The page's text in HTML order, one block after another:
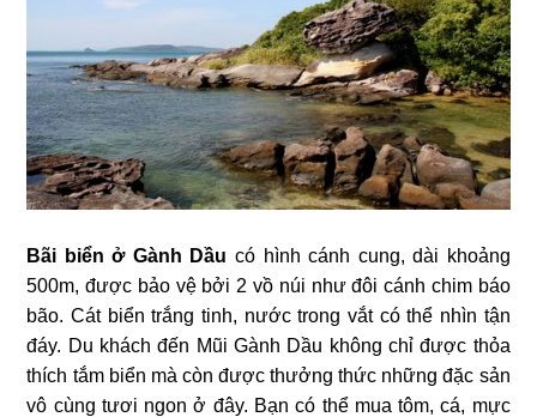
Bãi biển ở Gành Dầu có hình cánh cung, dài khoảng
500m, được bảo vệ bởi 2 vồ núi như đôi cánh chim báo
bão. Cát biển trắng tinh, nước trong vắt có thể nhìn tận
đáy. Du khách đến Mũi Gành Dầu không chỉ được thỏa
thích tắm biển mà còn được thưởng thức những đặc sản
vô cùng tươi ngon ở đây. Bạn có thể mua tôm, cá, mực